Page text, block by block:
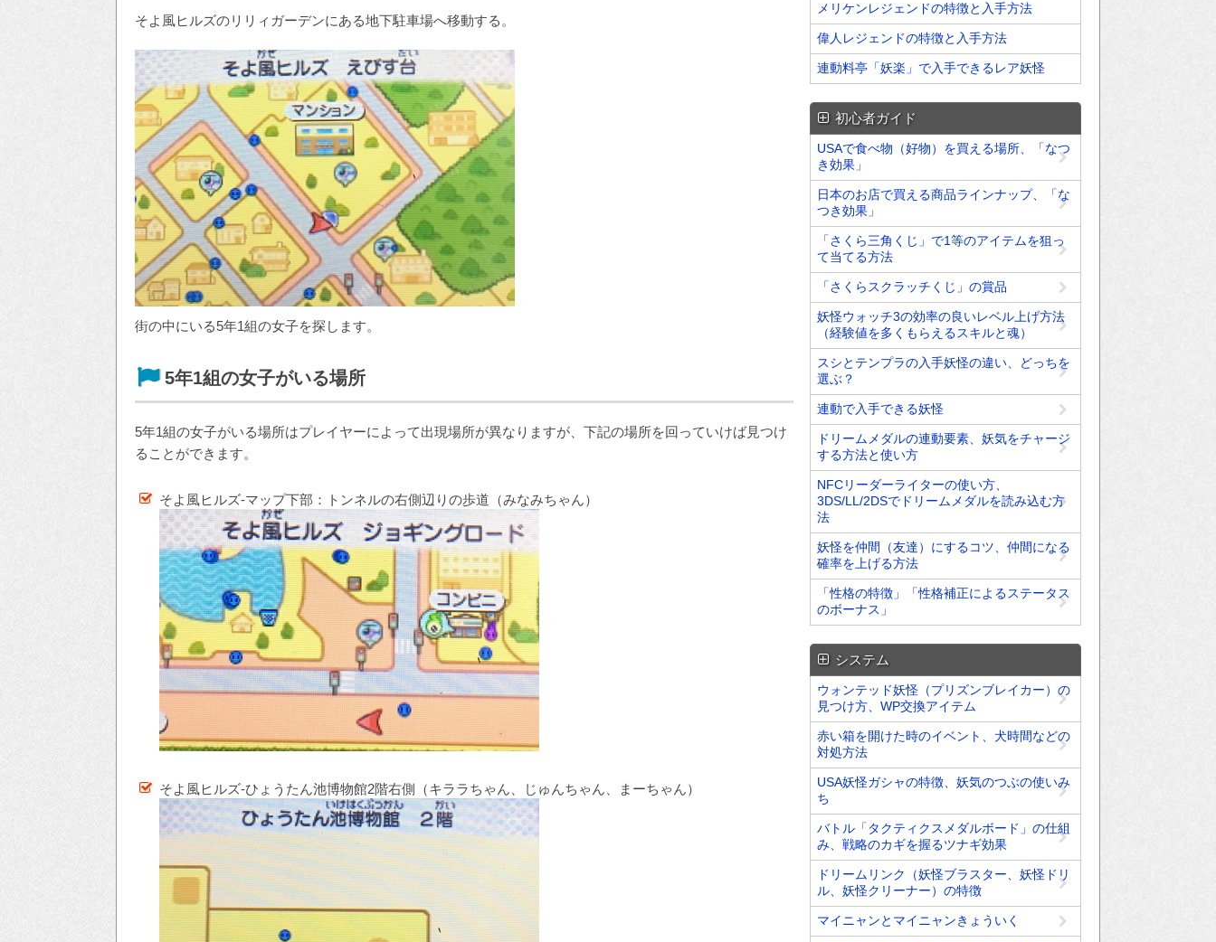
そよ風ヒルズのリリィガーデンにある地下駐車場へ移動する。
街の中にいる5年1組の女子を探します。
5年1組の女子がいる場所
5年1組の女子がいる場所はプレイヤーによって出現場所が異なりますが、下記の場所を回っていけば見つけ
ることができます。
そよ風ヒルズ-マップ下部：トンネルの右側辺りの歩道（みなみちゃん）
そよ風ヒルズ-ひょうたん池博物館2階右側（キララちゃん、じゅんちゃん、まーちゃん）
メリケンレジェンドの特徴と入手方法
偉人レジェンドの特徴と入手方法
連動料亭「妖楽」で入手できるレア妖怪
初心者ガイド
USAで食べ物（好物）を買える場所、「なつ
き効果」
日本のお店で買える商品ラインナップ、「な
つき効果」
「さくら三角くじ」で1等のアイテムを狙っ
て当てる方法
「さくらスクラッチくじ」の賞品
妖怪ウォッチ3の効率の良いレベル上げ方法
（経験値を多くもらえるスキルと魂）
スシとテンプラの入手妖怪の違い、どっちを
選ぶ？
連動で入手できる妖怪
ドリームメダルの連動要素、妖気をチャージ
する方法と使い方
NFCリーダーライターの使い方、
3DS/LL/2DSでドリームメダルを読み込む方
法
妖怪を仲間（友達）にするコツ、仲間になる
確率を上げる方法
「性格の特徴」「性格補正によるステータス
のボーナス」
システム
ウォンテッド妖怪（プリズンブレイカー）の
見つけ方、WP交換アイテム
赤い箱を開けた時のイベント、犬時間などの
対処方法
USA妖怪ガシャの特徴、妖気のつぶの使いみ
ち
バトル「タクティクスメダルボード」の仕組
み、戦略のカギを握るツナギ効果
ドリームリンク（妖怪ブラスター、妖怪ドリ
ル、妖怪クリーナー）の特徴
マイニャンとマイニャンきょういく